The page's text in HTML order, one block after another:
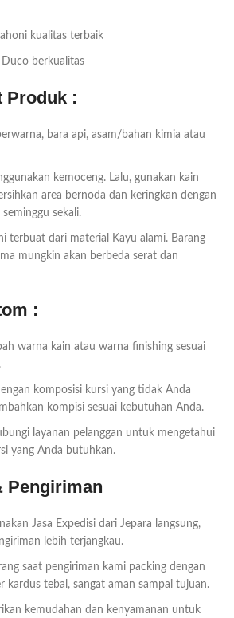
kualitas terbaik
berkualitas
Produk :
bara api, asam/bahan kimia atau
kemoceng. Lalu, gunakan kain
area bernoda dan keringkan dengan
sekali.
terbuat dari material Kayu alami. Barang
mungkin akan berbeda serat dan
:
warna kain atau warna finishing sesuai
komposisi kursi yang tidak Anda
kompisi sesuai kebutuhan Anda.
layanan pelanggan untuk mengetahui
yang Anda butuhkan.
Pengiriman
Jasa Expedisi dari Jepara langsung,
lebih terjangkau.
saat pengiriman kami packing dengan
kardus tebal, sangat aman sampai tujuan.
kemudahan dan kenyamanan untuk